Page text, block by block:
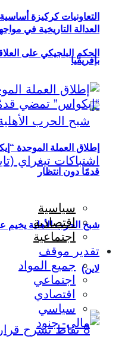
التعاونيات كركيزة
بإفريقيا
شبح الحرب الأهلية يخيم
لاين)
العدالة التاريخية في
الحكم البلجيكي على
قدمًا دون انتظار
سياسية
اقتصادية
اجتماعية
تقدير موقف
جميع المواد
اجتماعي
اقتصادي
سياسي